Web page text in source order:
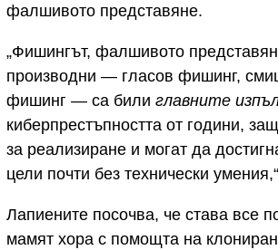
фалшивото представяне.
„Фишингът, фалшивото
производни — гласов фишинг,
фишинг — са били главните
киберпрестъпността от години,
за реализиране и могат да
цели почти без технически
Лапиените посочва, че става все
мамят хора с помощта на